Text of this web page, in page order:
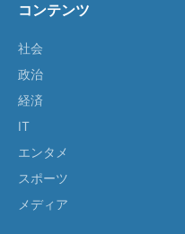
コンテンツ
社会
政治
経済
IT
エンタメ
スポーツ
メディア